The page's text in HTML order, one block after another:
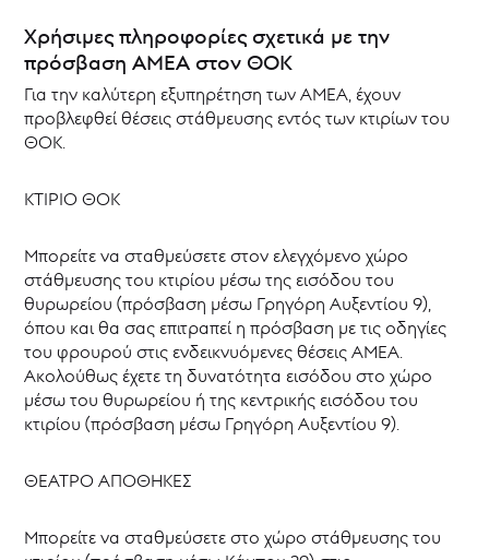
Χρήσιμες πληροφορίες σχετικά με την
πρόσβαση ΑΜΕΑ στον ΘΟΚ
Για την καλύτερη εξυπηρέτηση των ΑΜΕΑ, έχουν
προβλεφθεί θέσεις στάθμευσης εντός των κτιρίων του
ΘΟΚ.
ΚΤΙΡΙΟ ΘΟΚ
Μπορείτε να σταθμεύσετε στον ελεγχόμενο χώρο
στάθμευσης του κτιρίου μέσω της εισόδου του
θυρωρείου (πρόσβαση μέσω Γρηγόρη Αυξεντίου 9),
όπου και θα σας επιτραπεί η πρόσβαση με τις οδηγίες
του φρουρού στις ενδεικνυόμενες θέσεις ΑΜΕΑ.
Ακολούθως έχετε τη δυνατότητα εισόδου στο χώρο
μέσω του θυρωρείου ή της κεντρικής εισόδου του
κτιρίου (πρόσβαση μέσω Γρηγόρη Αυξεντίου 9).
ΘΕΑΤΡΟ ΑΠΟΘΗΚΕΣ
Μπορείτε να σταθμεύσετε στο χώρο στάθμευσης του